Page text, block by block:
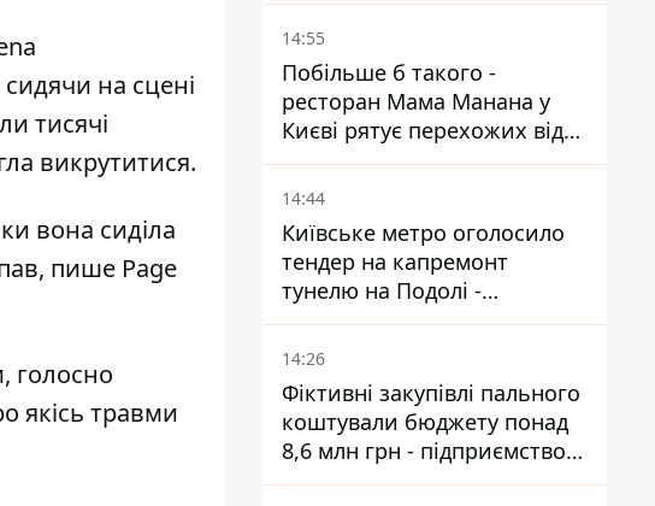
на сцені
тисячі
викрутитися.
вона сиділа
пише Page
голосно
якісь травми
14:55
Побільше б такого -
ресторан Мама Манана у
Києві рятує перехожих від
спеки
14:44
Київське метро оголосило
тендер на капремонт
тунелю на Подолі -
триватиме майже два роки
14:26
Фіктивні закупівлі пального
коштували бюджету понад
8,6 млн грн - підприємство
відшкодувало збитки